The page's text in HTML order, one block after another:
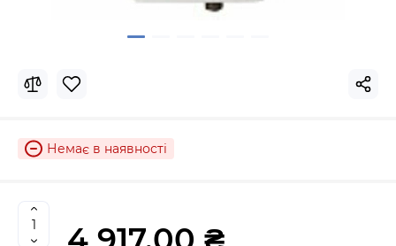
Немає в наявності